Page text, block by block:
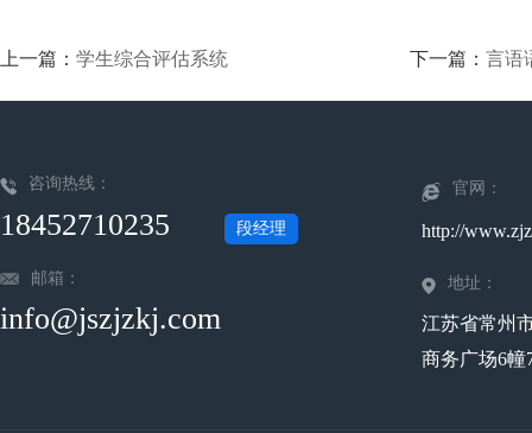
上一篇： 学生综合评估系统 下一篇： 言语
咨询热线：
18452710235 段经理
邮箱：
info@jszjzkj.com
官网：
http://
地址：
江苏省常州
商务广场6幢